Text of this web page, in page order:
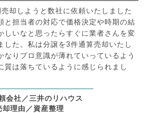
却しようと数社に依頼いたしました
と担当者の対応で価格決定や時期の結
しいなと思ったらすぐに業者さんを変
した。私は分譲を3件通算売却いたし
なりプロ意識が薄れていっているよう
質は落ちているように感じられまし
会社／三井のリハウス
却理由／資産整理